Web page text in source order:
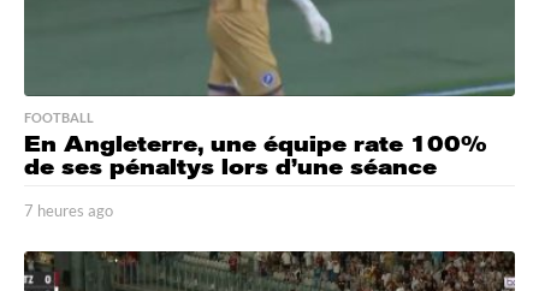
FOOTBALL
En Angleterre, une équipe rate 100%
de ses pénaltys lors d’une séance
7 heures ago
e
u